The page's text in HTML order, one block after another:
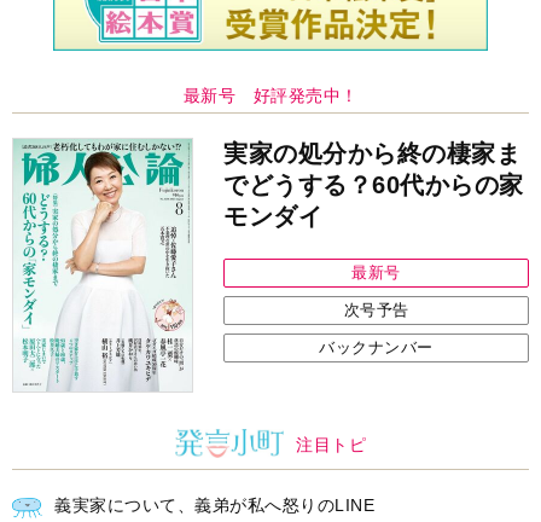
最新号 好評発売中！
実家の処分から終の棲家ま
でどうする？60代からの家
モンダイ
最新号
次号予告
バックナンバー
注目トピ
義実家について、義弟が私へ怒りのLINE